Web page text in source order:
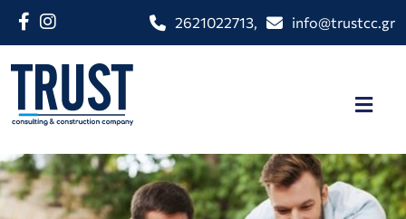
2621022713, info@trustcc.gr